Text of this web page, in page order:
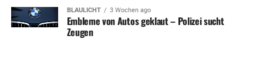
BLAULICHT 3 Wochen ago
Embleme von Autos geklaut – Polizei sucht
Zeugen